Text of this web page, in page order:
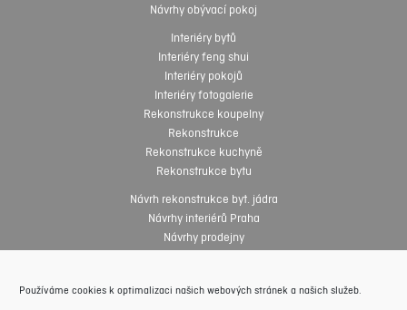
Používáme cookies k optimalizaci našich webových stránek a našich služeb.
Návrhy obývací pokoj
Interiéry bytů
Interiéry feng shui
Interiéry pokojů
Interiéry fotogalerie
Rekonstrukce koupelny
Rekonstrukce
Rekonstrukce kuchyně
Rekonstrukce bytu
Návrh rekonstrukce byt. jádra
Návrhy interiérů Praha
Návrhy prodejny
Interiéry fotogalerie